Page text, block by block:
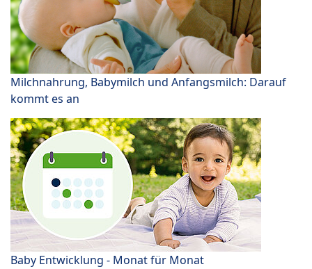
Milchnahrung, Babymilch und Anfangsmilch: Darauf
kommt es an
Baby Entwicklung - Monat für Monat